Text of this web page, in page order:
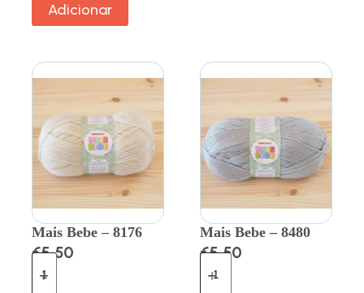
Adicionar
Mais Bebe – 8176
€5.50
Mais Bebe – 8480
€5.50